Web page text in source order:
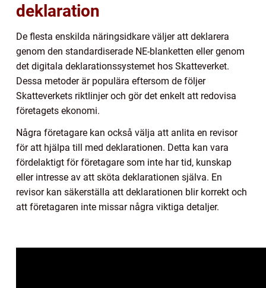
deklaration
De flesta enskilda näringsidkare väljer att deklarera
genom den standardiserade NE-blanketten eller genom
det digitala deklarationssystemet hos Skatteverket.
Dessa metoder är populära eftersom de följer
Skatteverkets riktlinjer och gör det enkelt att redovisa
företagets ekonomi.
Några företagare kan också välja att anlita en revisor
för att hjälpa till med deklarationen. Detta kan vara
fördelaktigt för företagare som inte har tid, kunskap
eller intresse av att sköta deklarationen själva. En
revisor kan säkerställa att deklarationen blir korrekt och
att företagaren inte missar några viktiga detaljer.